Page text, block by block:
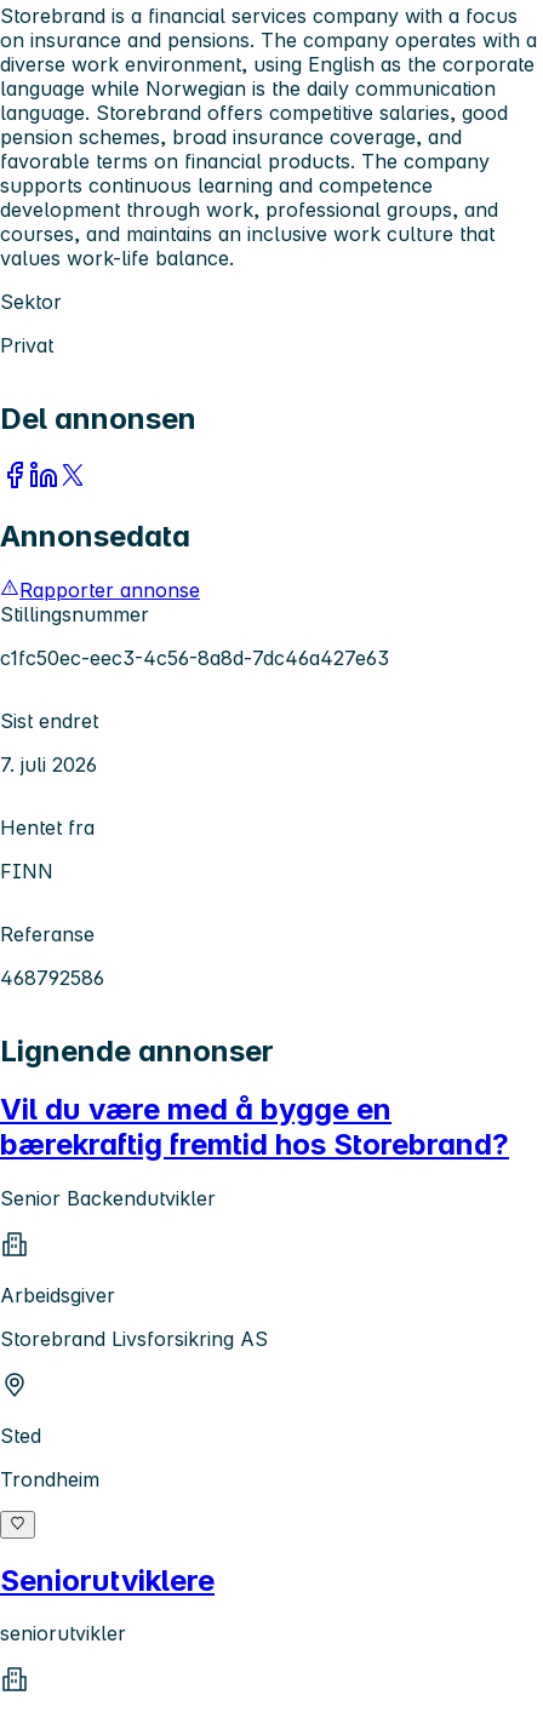
Storebrand is a financial services company with a focus
on insurance and pensions. The company operates with a
diverse work environment, using English as the corporate
language while Norwegian is the daily communication
language. Storebrand offers competitive salaries, good
pension schemes, broad insurance coverage, and
favorable terms on financial products. The company
supports continuous learning and competence
development through work, professional groups, and
courses, and maintains an inclusive work culture that
values work-life balance.
Sektor
Privat
Del annonsen
Annonsedata
Rapporter annonse
Stillingsnummer
c1fc50ec-eec3-4c56-8a8d-7dc46a427e63
Sist endret
7. juli 2026
Hentet fra
FINN
Referanse
468792586
Lignende annonser
Vil du være med å bygge en
bærekraftig fremtid hos Storebrand?
Senior Backendutvikler
Arbeidsgiver
Storebrand Livsforsikring AS
Sted
Trondheim
Seniorutviklere
seniorutvikler